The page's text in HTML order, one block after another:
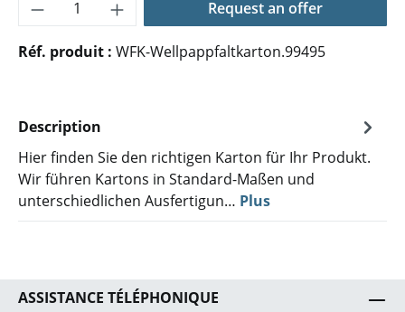
Request an offer
Réf. produit : WFK-Wellpappfaltkarton.99495
Description
Hier finden Sie den richtigen Karton für Ihr Produkt.
Wir führen Kartons in Standard-Maßen und
unterschiedlichen Ausfertigun… Plus
ASSISTANCE TÉLÉPHONIQUE